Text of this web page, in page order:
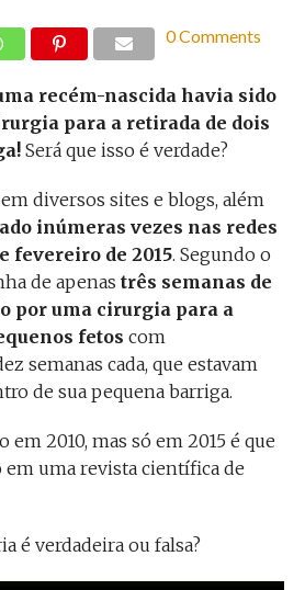
0 Comments
recém-nascida havia sido
para a retirada de dois
Será que isso é verdade?
diversos sites e blogs, além
inúmeras vezes nas redes
fevereiro de 2015. Segundo o
de apenas três semanas de
por uma cirurgia para a
fetos com
semanas cada, que estavam
de sua pequena barriga.
em 2010, mas só em 2015 é que
uma revista científica de
é verdadeira ou falsa?